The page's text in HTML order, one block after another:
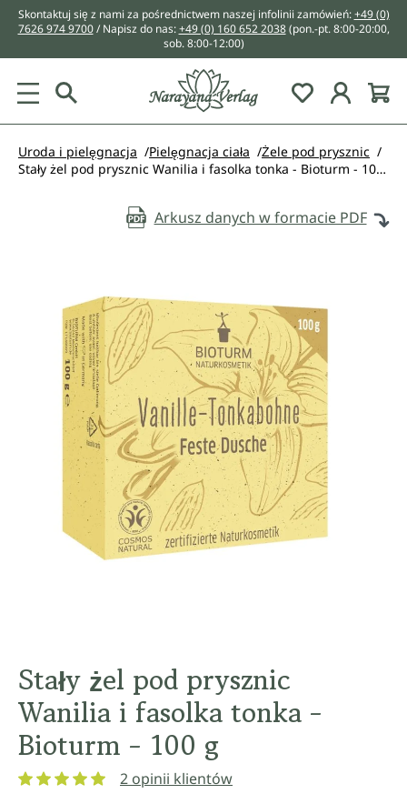
zawartości
Skontaktuj się z nami za pośrednictwem naszej infolinii zamówień:+49 (0)
7626 974 9700/ Napisz do nas:+49 (0) 160 652 2038 (pon.-pt. 8:00-20:00,
sob. 8:00-12:00)
You have 0
Uroda i pielęgnacja Pielęgnacja ciała
Żele pod prysznic
Stały żel pod prysznic Wanilia i fasolka tonka - Bioturm - 100 g
Arkusz danych w formacie PDF
Stały żel pod prysznic
Wanilia i fasolka tonka -
Bioturm - 100 g
2 opinii klientów